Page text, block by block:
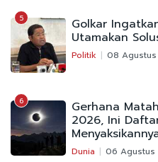
5 Golkar
Utamakan
Politik 08
6 Gerhana
2026, Ini
Dunia 06 Agustus